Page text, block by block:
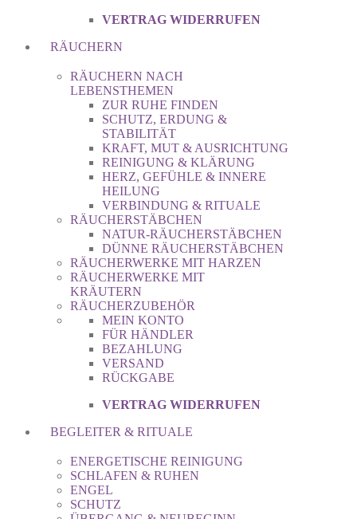
VERTRAG WIDERRUFEN
RÄUCHERN
RÄUCHERN NACH
LEBENSTHEMEN
ZUR RUHE FINDEN
SCHUTZ, ERDUNG &
STABILITÄT
KRAFT, MUT & AUSRICHTUNG
REINIGUNG & KLÄRUNG
HERZ, GEFÜHLE & INNERE
HEILUNG
VERBINDUNG & RITUALE
RÄUCHERSTÄBCHEN
NATUR-RÄUCHERSTÄBCHEN
DÜNNE RÄUCHERSTÄBCHEN
RÄUCHERWERKE MIT HARZEN
RÄUCHERWERKE MIT
KRÄUTERN
RÄUCHERZUBEHÖR
MEIN KONTO
FÜR HÄNDLER
BEZAHLUNG
VERSAND
RÜCKGABE
VERTRAG WIDERRUFEN
BEGLEITER & RITUALE
ENERGETISCHE REINIGUNG
SCHLAFEN & RUHEN
ENGEL
SCHUTZ